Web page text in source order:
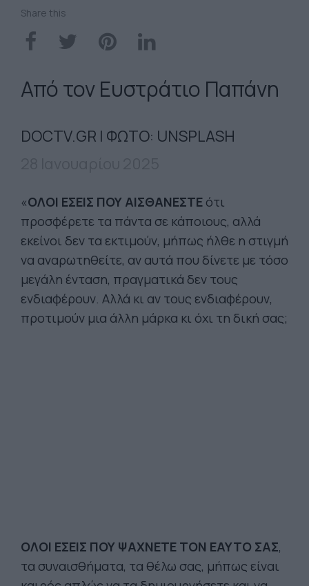
Share this
Από τον Ευστράτιο Παπάνη
DOCTV.GR | ΦΩΤΟ: UNSPLASH
«ΟΛΟΙ ΕΣΕΙΣ ΠΟΥ ΑΙΣΘΑΝΕΣΤΕ ότι
προσφέρετε τα πάντα σε κάποιους, αλλά
εκείνοι δεν τα εκτιμούν, μήπως ήλθε η στιγμή
να αναρωτηθείτε, αν αυτά που δίνετε με τόσο
μεγάλη ένταση, πραγματικά δεν τους
ενδιαφέρουν. Αλλά κι αν τους ενδιαφέρουν,
προτιμούν μια άλλη μάρκα κι όχι τη δική σας;
ΟΛΟΙ ΕΣΕΙΣ ΠΟΥ ΨΑΧΝΕΤΕ ΤΟΝ ΕΑΥΤΟ ΣΑΣ,
τα συναισθήματα, τα θέλω σας, μήπως είναι